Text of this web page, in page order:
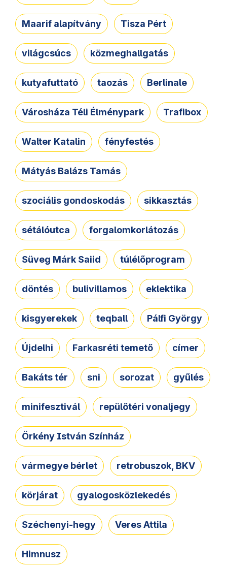
Maarif alapítvány Tisza Pért
világcsúcs közmeghallgatás
kutyafuttató taozás Berlinale
Városháza Téli Élménypark Trafibox
Walter Katalin fényfestés
Mátyás Balázs Tamás
szociális gondoskodás sikkasztás
sétálóutca forgalomkorlátozás
Süveg Márk Saiid túlélőprogram
döntés bulivillamos eklektika
kisgyerekek teqball Pálfi György
Újdelhi Farkasréti temető címer
Bakáts tér sni sorozat gyűlés
minifesztivál repülőtéri vonaljegy
Örkény István Színház
vármegye bérlet retrobuszok, BKV
körjárat gyalogosközlekedés
Széchenyi-hegy Veres Attila
Himnusz